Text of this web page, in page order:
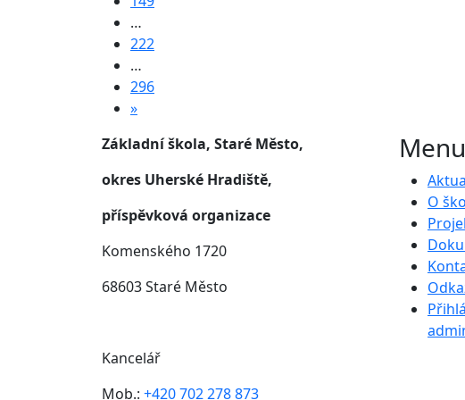
…
222
…
296
»
Základní škola, Staré Město,
okres Uherské Hradiště,
příspěvková organizace
Komenského 1720
68603 Staré Město
Kancelář
Mob.: +420 702 278 873
Menu
O